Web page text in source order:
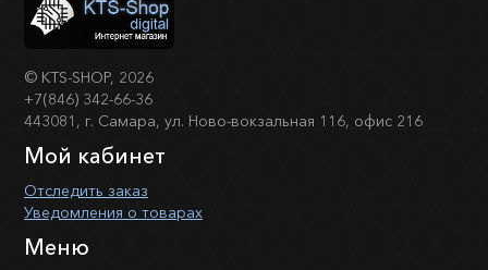
© KTS-SHOP, 2026
+7(846) 342-66-36
443081, г. Самара, ул. Ново-вокзальная 116, офис 216
Мой кабинет
Отследить заказ
Уведомления о товарах
Меню